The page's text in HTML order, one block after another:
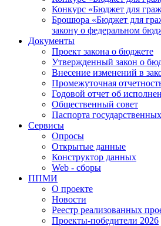
Конкурс «Бюджет для
Брошюра «Бюджет для
закону о федеральном
Документы
Проект закона о бюджете
Утвержденный закон о
Внесение изменений в
Промежуточная
Годовой отчет об
Общественный совет
Паспорта
Сервисы
Опросы
Открытые данные
Конструктор данных
Web - сборы
ППМИ
О проекте
Новости
Реестр реализованных
Проекты-победители 2026